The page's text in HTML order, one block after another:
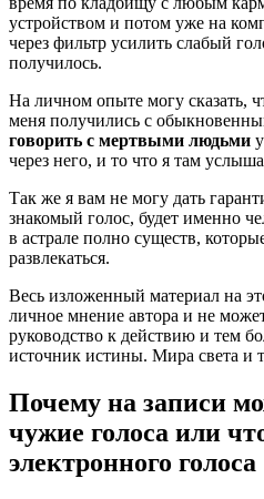
устройством и потом уже на
через фильтр усилить слабый
получилось.
На личном опыте могу сказать,
меня получились с
говорить с мертвыми людьми
через него, и то что я там
Так же я вам не могу дать
знакомый голос, будет именно
в астрале полно существ,
развлекаться.
Весь изложенный материал на
личное мнение автора и не
руководство к действию и тем
источник истины. Мира света и
Почему на записи
чужие голоса или
электронного голоса